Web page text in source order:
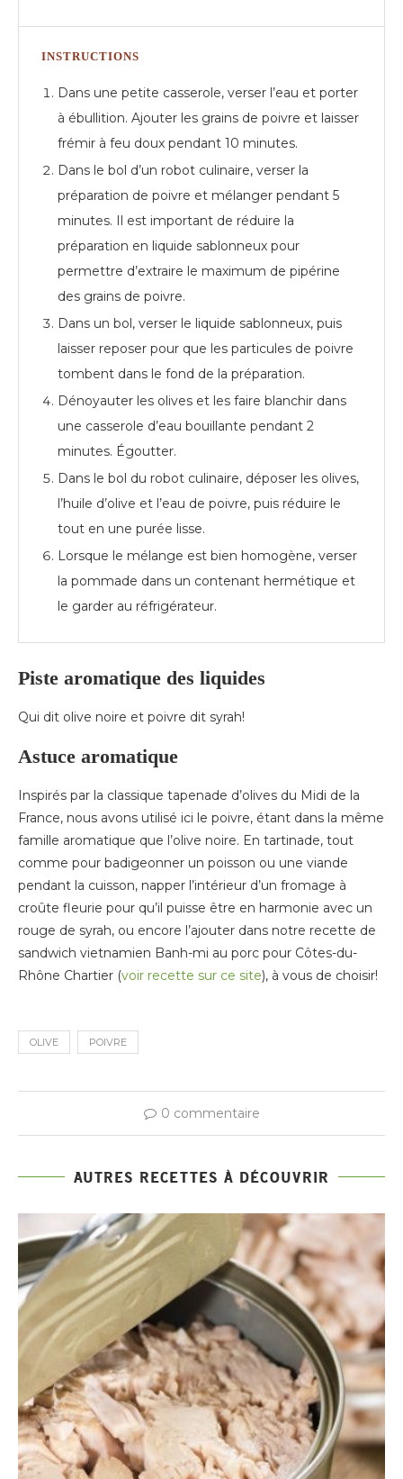
INSTRUCTIONS
Dans une petite casserole, verser l’eau et porter
à ébullition. Ajouter les grains de poivre et laisser
frémir à feu doux pendant 10 minutes.
Dans le bol d’un robot culinaire, verser la
préparation de poivre et mélanger pendant 5
minutes. Il est important de réduire la
préparation en liquide sablonneux pour
permettre d’extraire le maximum de pipérine
des grains de poivre.
Dans un bol, verser le liquide sablonneux, puis
laisser reposer pour que les particules de poivre
tombent dans le fond de la préparation.
Dénoyauter les olives et les faire blanchir dans
une casserole d’eau bouillante pendant 2
minutes. Égoutter.
Dans le bol du robot culinaire, déposer les olives,
l’huile d’olive et l’eau de poivre, puis réduire le
tout en une purée lisse.
Lorsque le mélange est bien homogène, verser
la pommade dans un contenant hermétique et
le garder au réfrigérateur.
Piste aromatique des liquides
Qui dit olive noire et poivre dit syrah!
Astuce aromatique
Inspirés par la classique tapenade d’olives du Midi de la
France, nous avons utilisé ici le poivre, étant dans la même
famille aromatique que l’olive noire. En tartinade, tout
comme pour badigeonner un poisson ou une viande
pendant la cuisson, napper l’intérieur d’un fromage à
croûte fleurie pour qu’il puisse être en harmonie avec un
rouge de syrah, ou encore l’ajouter dans notre recette de
sandwich vietnamien Banh-mi au porc pour Côtes-du-
Rhône Chartier (voir recette sur ce site), à vous de choisir!
OLIVE POIVRE
0 commentaire
AUTRES RECETTES À DÉCOUVRIR